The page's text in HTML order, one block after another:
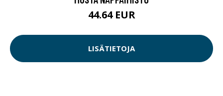
44.64 EUR
LISÄTIETOJA